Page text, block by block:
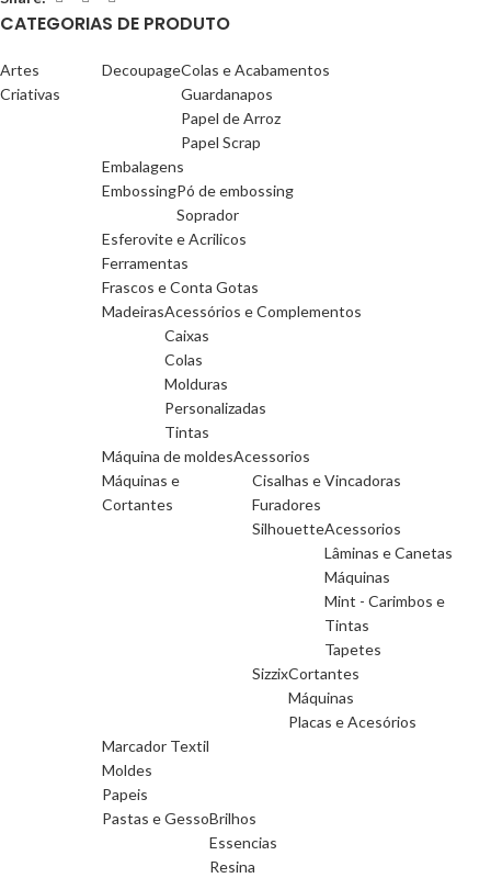
CATEGORIAS DE PRODUTO
Artes
Criativas
DecoupageColas e Acabamentos
Guardanapos
Papel de Arroz
Papel Scrap
Embalagens
EmbossingPó de embossing
Soprador
Esferovite e Acrilicos
Ferramentas
Frascos e Conta Gotas
MadeirasAcessórios e Complementos
Caixas
Colas
Molduras
Personalizadas
Tintas
Máquina de moldesAcessorios
Máquinas e
Cortantes
Cisalhas e Vincadoras
Furadores
SilhouetteAcessorios
Lâminas e Canetas
Máquinas
Mint - Carimbos e
Tintas
Tapetes
SizzixCortantes
Máquinas
Placas e Acesórios
Marcador Textil
Moldes
Papeis
Pastas e GessoBrilhos
Essencias
Resina